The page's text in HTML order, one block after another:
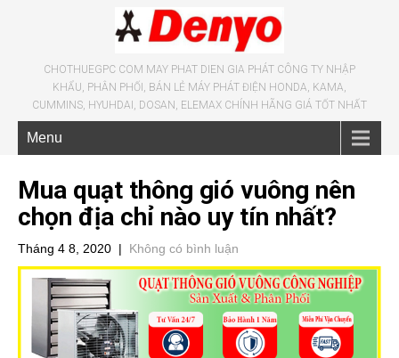
CHOTHUEGPC COM MAY PHAT DIEN GIA PHÁT CÔNG TY NHẬP
KHẨU, PHÂN PHỐI, BÁN LẺ MÁY PHÁT ĐIỆN HONDA, KAMA,
CUMMINS, HYUHDAI, DOSAN, ELEMAX CHÍNH HÃNG GIÁ TỐT NHẤT
Menu
Mua quạt thông gió vuông nên
chọn địa chỉ nào uy tín nhất?
Tháng 4 8, 2020 | Không có bình luận